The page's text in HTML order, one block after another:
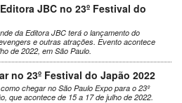
JBC no 23º Festival do
da Editora JBC terá o lançamento do
e outras atrações. Evento acontece
de 2022, em São Paulo.
no 23º Festival do Japão 2022
como chegar no São Paulo Expo para o 23º
que acontece de 15 a 17 de julho de 2022.